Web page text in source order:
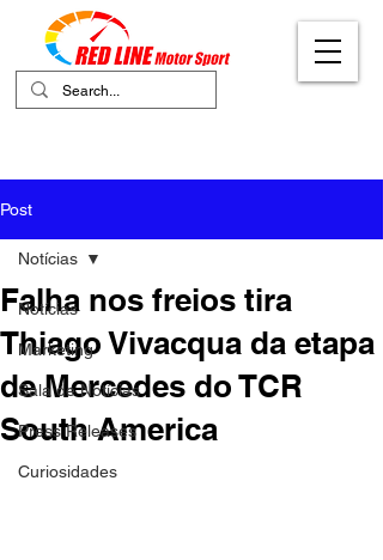
Post
Notícias
Marketing
Sala de Notícias
Press Releases
Curiosidades
Notícias
Falha nos freios tira
Thiago Vivacqua da etapa
de Mercedes do TCR
South America